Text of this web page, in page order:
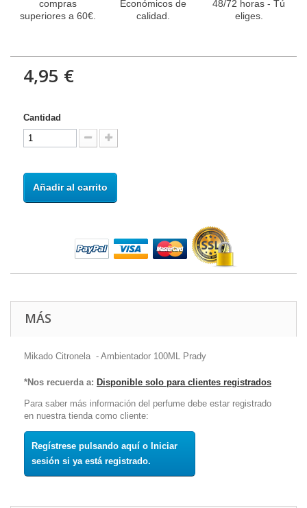
compras
superiores a 60€.
Económicos de
calidad.
48/72 horas - Tú
eliges.
4,95 €
Cantidad
Añadir al carrito
MÁS
Mikado Citronela - Ambientador 100ML Prady
*Nos recuerda a: Disponible solo para clientes registrados
Para saber más información del perfume debe estar registrado
en nuestra tienda como cliente:
Regístrese pulsando aquí o Iniciar
sesión si ya está registrado.